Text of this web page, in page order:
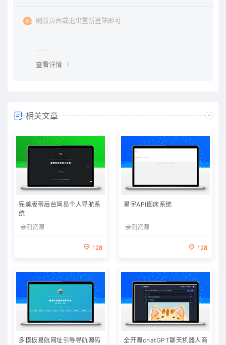
刷新页面或退出重新登陆即可
查看详情
相关文章
完美版带后台简易个人导航系
统
亲测资源
128
星宇API图床系统
亲测资源
128
多模板易航网址引导导航源码
全开源chatGPT聊天机器人商